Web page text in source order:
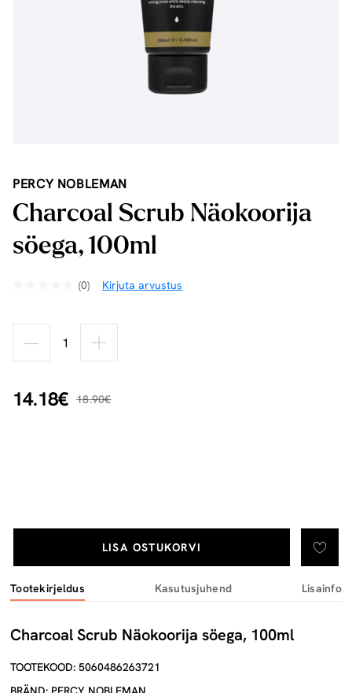
PERCY NOBLEMAN
Charcoal Scrub Näokoorija
söega, 100ml
(0) Kirjuta arvustus
14.18€ 18.90€
LISA OSTUKORVI
Tootekirjeldus Kasutusjuhend Lisainfo
Charcoal Scrub Näokoorija söega, 100ml
TOOTEKOOD: 5060486263721